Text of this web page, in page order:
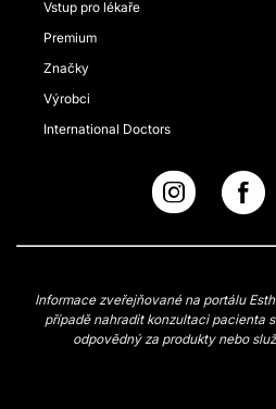
Vstup pro lékaře
Premium
Značky
Výrobci
International Doctors
Informace zveřejňované na portálu
případě nahradit konzultaci pacienta
odpovědný za produkty nebo